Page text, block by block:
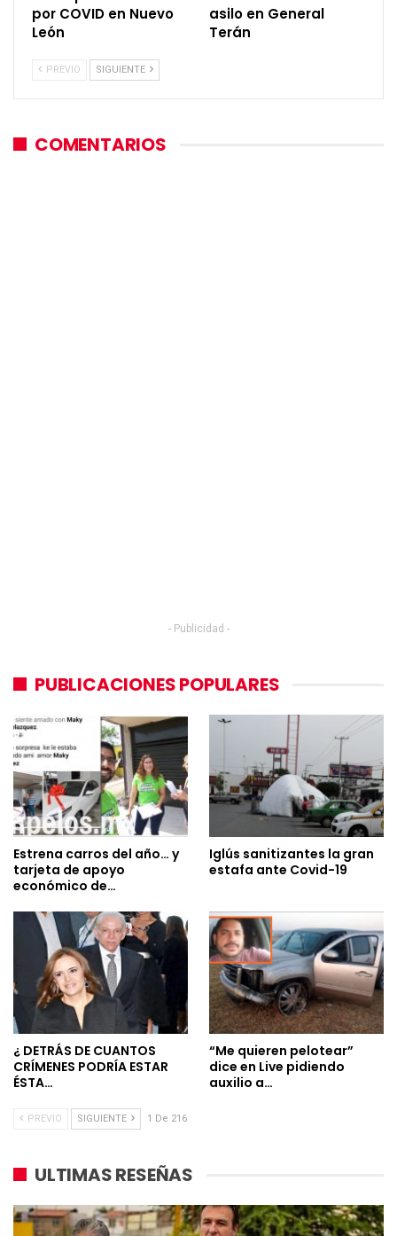
por COVID en Nuevo
León
asilo en General
Terán
PREVIO SIGUIENTE
COMENTARIOS
- Publicidad -
PUBLICACIONES POPULARES
Estrena carros del año… y
tarjeta de apoyo
económico de…
Iglús sanitizantes la gran
estafa ante Covid-19
¿ DETRÁS DE CUANTOS
CRÍMENES PODRÍA ESTAR
ÉSTA…
“Me quieren pelotear”
dice en Live pidiendo
auxilio a…
PREVIO SIGUIENTE 1 De 216
ULTIMAS RESEÑAS